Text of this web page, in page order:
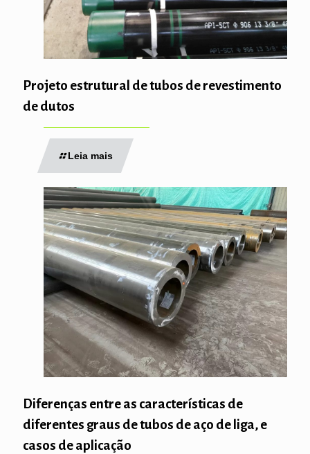
Projeto estrutural de tubos de revestimento
de dutos
Leia mais
Diferenças entre as características de
diferentes graus de tubos de aço de liga, e
casos de aplicação